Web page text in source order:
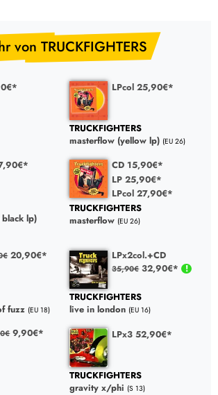
von TRUCKFIGHTERS
LPcol 25,90€*
TRUCKFIGHTERS
masterflow (yellow lp) (EU 26)
lp)
CD 15,90€*
LP 25,90€*
LPcol 27,90€*
TRUCKFIGHTERS
masterflow (EU 26)
20,90€*
fuzz (EU 18)
LPx2col.+CD
35,90€32,90€*
TRUCKFIGHTERS
live in london (EU 16)
9,90€* LPx3 52,90€*
TRUCKFIGHTERS
gravity x/phi (S 13)